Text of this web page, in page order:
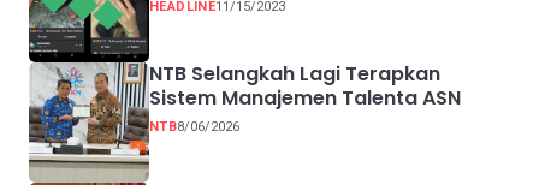
HEADLINE11/15/2023
NTB Selangkah Lagi Terapkan
Sistem Manajemen Talenta ASN
NTB8/06/2026